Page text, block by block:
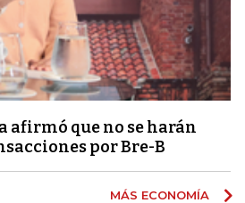
afirmó que no se harán
por Bre-B
MÁS ECONOMÍA